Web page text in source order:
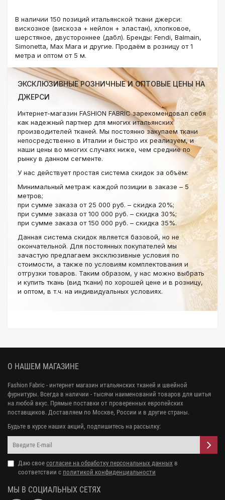
В наличии 150 позиций итальянской ткани джерси:
вискозное (вискоза + нейлон + эластан), хлопковое,
шерстяное, двустороннее (дабл). Бренды: Fendi, Balmain,
Simonetta, Max Mara и другие. Продаём в розницу от 1
метра и оптом от 5 м.
ЭКСКЛЮЗИВНЫЕ РОЗНИЧНЫЕ И ОПТОВЫЕ ЦЕНЫ НА
ДЖЕРСИ
Интернет-магазин FASHION FABRIC зарекомендовал себя
как надежный партнер для многих итальянских
производителей тканей. Мы постоянно закупаем ткани
непосредственно в Италии и быстро их реализуем, и
наши цены во многих случаях ниже, чем средние по
рынку в данном сегменте.
У нас действует простая система скидок за объём:
Минимальный метраж каждой позиции в заказе – 5
метров;
при сумме заказа от 25 000 руб. – скидка 20%;
при сумме заказа от 100 000 руб. – скидка 30%;
при сумме заказа от 150 000 руб. – скидка 35%.
Данная система скидок является базовой, но не
окончательной. Для постоянных покупателей мы
зачастую предлагаем эксклюзивные условия по
стоимости, а также по условиям комплектования и
отгрузки товаров. Таким образом, у нас можно выбрать
и купить ткань (вид ткани) по хорошей цене и в розницу,
и оптом, в т.ч. на индивидуальных условиях.
О НАШЕМ МАГАЗИНЕ
Fashion Fabric - интернет магазин итальянских тканей и швейной
фурнитуры. Всегда в наличии - тысячи наименований товаров для шитья
на любой вкус. Прямые поставки от проверенных европейских
поставщиков. Доставляем по Москве, России и в другие страны.
Будьте в курсе наших акций, подпишитесь на рассылку:
Даю свое согласие на обработку персональных данных в
соответствии с политикой конфиденциальности
МЫ В СОЦИАЛЬНЫХ СЕТЯХ